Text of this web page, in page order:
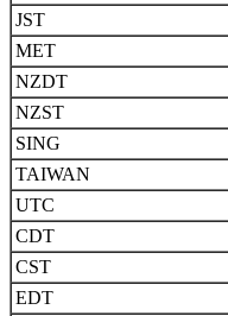
JST
MET
NZDT
NZST
SING
TAIWAN
UTC
CDT
CST
EDT